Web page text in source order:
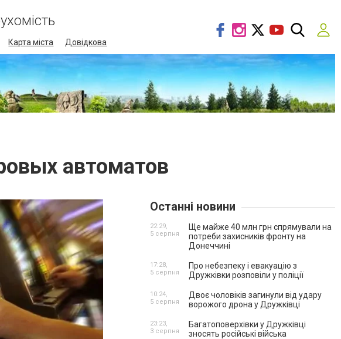
Карта міста Довідкова
автоматов
Останні новини
Ще майже 40 млн грн спрямували на
потреби захисників фронту на
Донеччині
22:29,
5 серпня
Про небезпеку і евакуацію з
Дружківки розповіли у поліції
17:28,
5 серпня
Двоє чоловіків загинули від удару
ворожого дрона у Дружківці
10:24,
5 серпня
Багатоповерхівки у Дружківці
зносять російські війська
23:23,
3 серпня